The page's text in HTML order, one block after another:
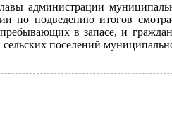
администрации
по подведению итогов
в запасе, и
поселений